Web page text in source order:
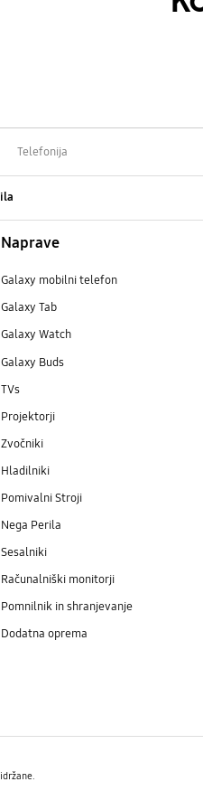
Telefonija
Naprave
Galaxy mobilni telefon
Galaxy Tab
Galaxy Watch
Galaxy Buds
TVs
Projektorji
Zvočniki
Hladilniki
Pomivalni Stroji
Nega Perila
Sesalniki
Računalniški monitorji
Pomnilnik in shranjevanje
Dodatna oprema